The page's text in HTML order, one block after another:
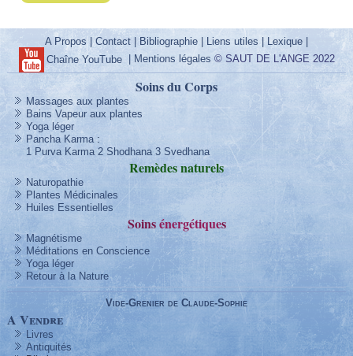
A Propos |Contact Bibliographie Liens utiles | Lexique
Chaîne YouTube| Mentions légales © SAUT DE L'ANGE 2022
Soins du Corps
Massages aux plantes
Bains Vapeur aux plantes
Yoga léger
Pancha Karma:
1 Purva Karma 2 Shodhana 3 Svedhana
Remèdesnaturels
Naturopathie
Plantes Médicinales
Huiles Essentielles
Soinsénergétiques
Magnétisme
Méditations en Conscience
Yoga léger
Retour à la Nature
Vide-Grenier de Claude-Sophie
A Vendre
Livres
Antiquités